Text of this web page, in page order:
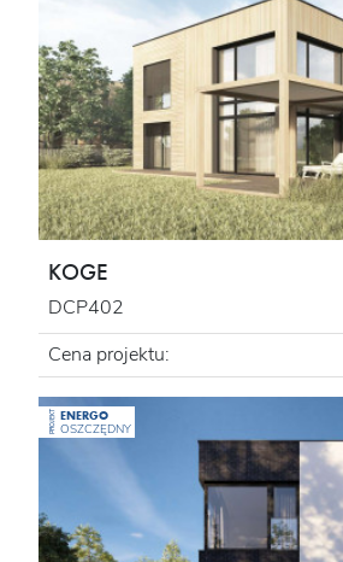
KOGE
DCP402
Cena projektu:
PROJEKT ENERGO
OSZCZĘDNY